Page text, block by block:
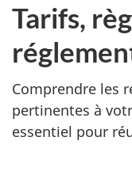
Tarifs,
Comprendre les
pertinentes à
essentiel pour